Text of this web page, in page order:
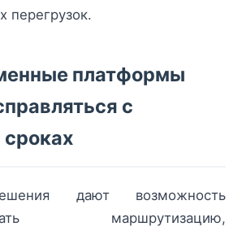
перегрузок.
платформы
с
сроках
дают возможность
маршрутизацию,